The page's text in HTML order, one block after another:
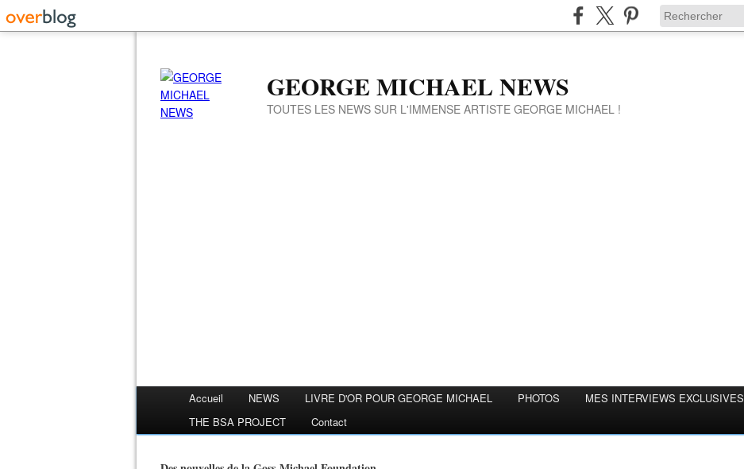
GEORGE MICHAEL NEWS
TOUTES LES NEWS SUR L'IMMENSE ARTISTE GEORGE MICHAEL !
Accueil NEWS LIVRE D'OR POUR GEORGE MICHAEL PHOTOS MES INTERVIEWS EXCLUSIVES
THE BSA PROJECT
Contact